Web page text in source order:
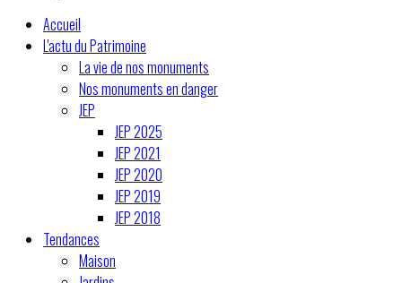
Accueil
L'actu du Patrimoine
La vie de nos monuments
Nos monuments en danger
JEP
JEP 2025
JEP 2021
JEP 2020
JEP 2019
JEP 2018
Tendances
Maison